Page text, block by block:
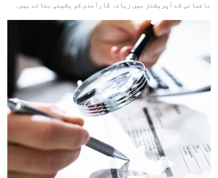
باغبانی کے آپریشنز میں زیادہ کارآمدی کو یقینی بناتے ہیں۔